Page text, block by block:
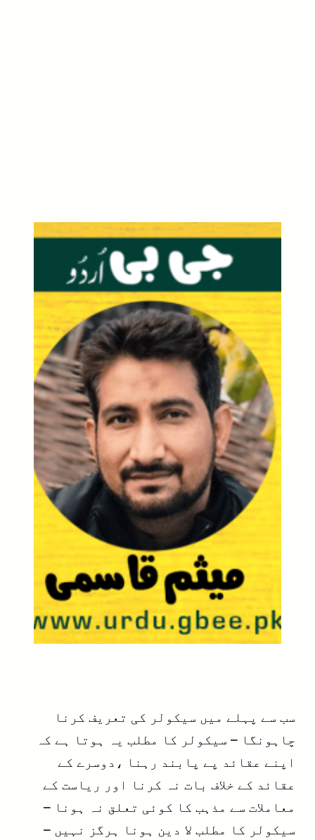
سب سے پہلے میں سیکولر کی تعریف کرنا
چاہونگا – سیکولر کا مطلب یہ ہوتا ہے کہ
اپنے عقائد پے پابند رہنا ،دوسرے کے
عقائد کے خلاف بات نہ کرنا اور ریاست کے
معاملات سے مذہب کا کوئی تعلق نہ ہونا –
سیکولر کا مطلب لا دین ہونا ہرگز نہیں –